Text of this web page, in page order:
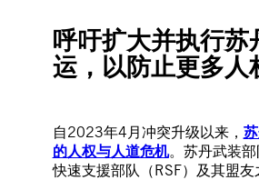
呼吁扩大并执行苏
运，以防止更多人
自2023年4月冲突升级以来，
的人权与人道危机。苏丹武装部
快速支援部队（RSF）及其盟友